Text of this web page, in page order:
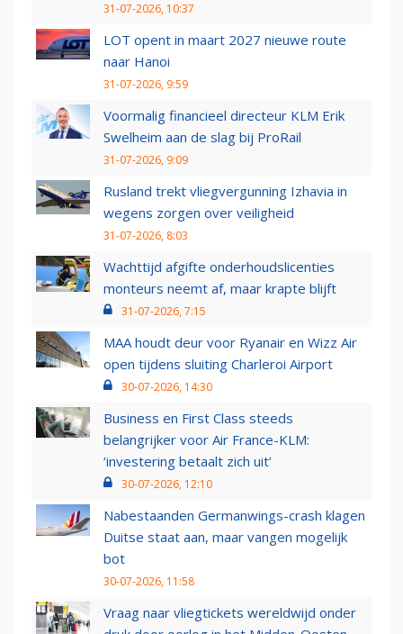
31-07-2026, 10:37
LOT opent in maart 2027 nieuwe route
naar Hanoi
31-07-2026, 9:59
Voormalig financieel directeur KLM Erik
Swelheim aan de slag bij ProRail
31-07-2026, 9:09
Rusland trekt vliegvergunning Izhavia in
wegens zorgen over veiligheid
31-07-2026, 8:03
Wachttijd afgifte onderhoudslicenties
monteurs neemt af, maar krapte blijft
31-07-2026, 7:15
MAA houdt deur voor Ryanair en Wizz Air
open tijdens sluiting Charleroi Airport
30-07-2026, 14:30
Business en First Class steeds
belangrijker voor Air France-KLM:
‘investering betaalt zich uit’
30-07-2026, 12:10
Nabestaanden Germanwings-crash klagen
Duitse staat aan, maar vangen mogelijk
bot
30-07-2026, 11:58
Vraag naar vliegtickets wereldwijd onder